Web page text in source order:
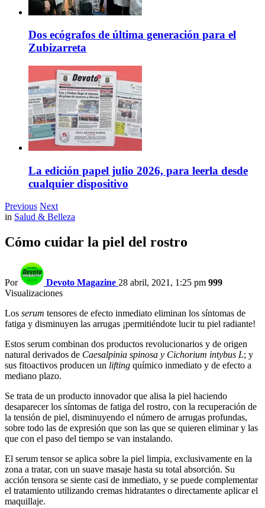
Dos ecógrafos de última generación para el
Zubizarreta
La edición papel julio 2026, para leerla desde
cualquier dispositivo
Previous Next
in Salud & Belleza
Cómo cuidar la piel del rostro
Por Devoto Magazine 28 abril, 2021, 1:25 pm 999
Visualizaciones
Los serum tensores de efecto inmediato eliminan los síntomas de
fatiga y disminuyen las arrugas ¡permitiéndote lucir tu piel radiante!
Estos serum combinan dos productos revolucionarios y de origen
natural derivados de Caesalpinia spinosa y Cichorium intybus L; y
sus fitoactivos producen un lifting químico inmediato y de efecto a
mediano plazo.
Se trata de un producto innovador que alisa la piel haciendo
desaparecer los síntomas de fatiga del rostro, con la recuperación de
la tensión de piel, disminuyendo el número de arrugas profundas,
sobre todo las de expresión que son las que se quieren eliminar y las
que con el paso del tiempo se van instalando.
El serum tensor se aplica sobre la piel limpia, exclusivamente en la
zona a tratar, con un suave masaje hasta su total absorción. Su
acción tensora se siente casi de inmediato, y se puede complementar
el tratamiento utilizando cremas hidratantes o directamente aplicar el
maquillaje.